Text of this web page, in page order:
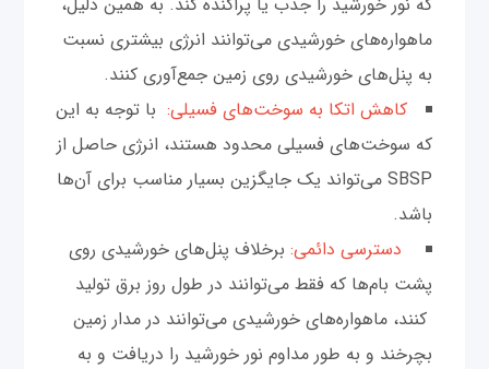
ماهواره‌های خورشیدی می‌توانند انرژی بیشتری نسبت
به پنل‌های خورشیدی روی زمین جمع‌آوری کنند.
کاهش اتکا به سوخت‌های فسیلی: با توجه به این
که سوخت‌های فسیلی محدود هستند، انرژی حاصل از
SBSP می‌تواند یک جایگزین بسیار مناسب برای آن‌ها
باشد.
دسترسی دائمی: برخلاف پنل‌های خورشیدی روی
پشت بام‌ها که فقط می‌توانند در طول روز برق تولید
کنند، ماهواره‌های خورشیدی می‌توانند در مدار زمین
بچرخند و به طور مداوم نور خورشید را دریافت و به